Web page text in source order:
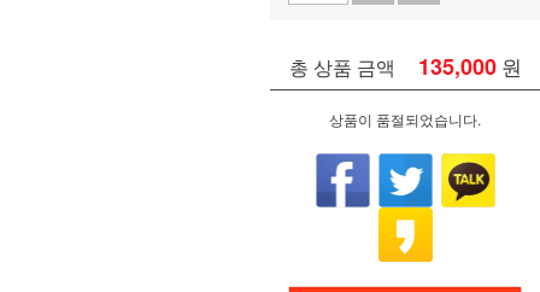
총 상품 금액 135,000 원
상품이 품절되었습니다.